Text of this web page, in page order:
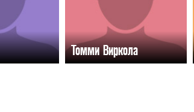
Томми Виркола